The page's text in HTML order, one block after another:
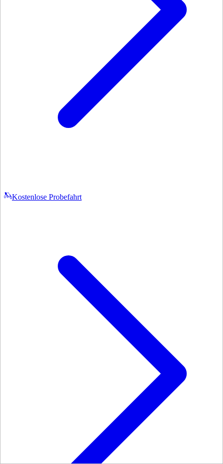
Kostenlose Probefahrt